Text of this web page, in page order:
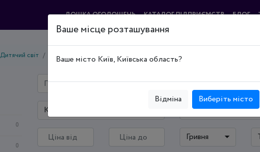
ДОШКА ОГОЛОШЕНЬ КАТАЛОГ ПІДПРИЄМСТВ БЛОГ
Дитячий світ Інші дитячі товари
0
0
Київська область
Гривня
Ваше місце розташування
Ваше місто Київ, Київська область?
Відміна Виберіть місто